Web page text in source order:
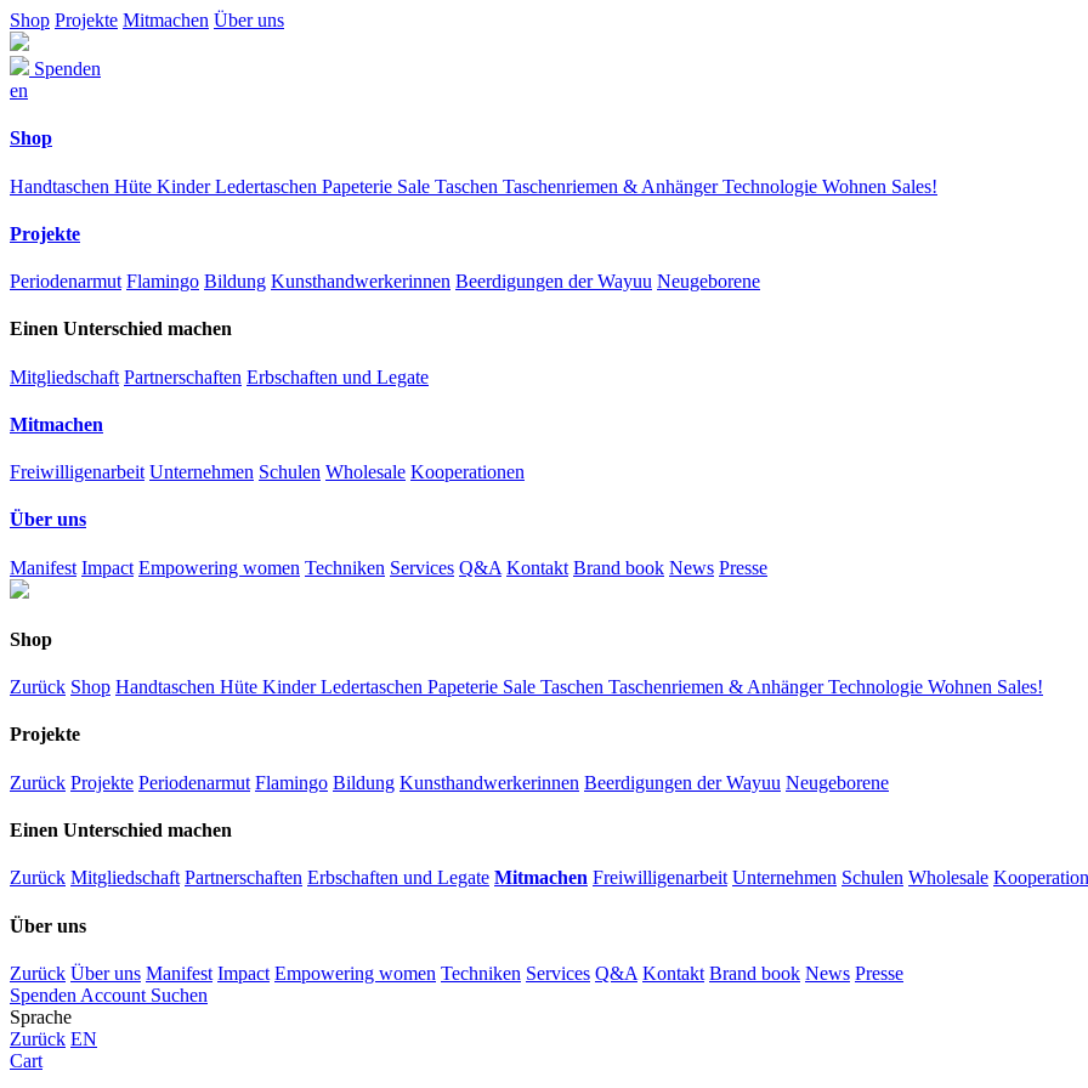
Shop Projekte Mitmachen Über uns
Spenden
en
Shop
Handtaschen Hüte KinderLedertaschen Papeterie Sale Taschen Taschenriemen & AnhängerTechnologie Wohnen Sales!
Projekte
Periodenarmut Flamingo Bildung Kunsthandwerkerinnen Beerdigungen der Wayuu Neugeborene
Einen Unterschied machen
Mitgliedschaft Partnerschaften Erbschaften und Legate
Mitmachen
Freiwilligenarbeit Unternehmen Schulen Wholesale Kooperationen
Über uns
Manifest Impact Empowering women Techniken Services Q&A Kontakt Brand book News Presse
Shop
Zurück Shop Handtaschen Hüte KinderLedertaschen Papeterie Sale Taschen Taschenriemen & AnhängerTechnologie Wohnen Sales!
Projekte
Zurück Projekte Periodenarmut Flamingo Bildung Kunsthandwerkerinnen Beerdigungen der Wayuu Neugeborene
Einen Unterschied machen
Zurück Mitgliedschaft Partnerschaften Erbschaften und Legate Mitmachen Freiwilligenarbeit Unternehmen Schulen Wholesale
Über uns
Zurück Über uns Manifest Impact Empowering women Techniken Services Q&A Kontakt Brand book News Presse
Spenden Account Suchen
Sprache
Zurück EN
Cart